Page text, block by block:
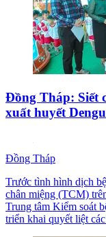
Đồng Tháp: Siết
xuất huyết
Đồng Tháp
Trước tình hình dịch
chân miệng (TCM)
Trung tâm Kiểm soát
triển khai quyết liệt